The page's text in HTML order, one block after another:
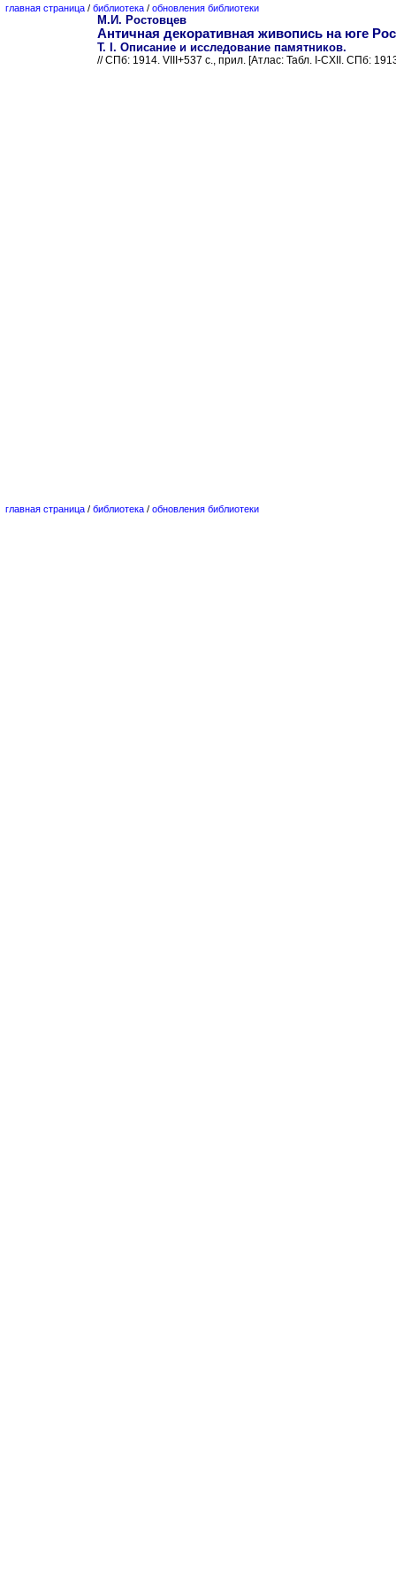
главная страница / библиотека / обновления библиотеки
М.И. Ростовцев
Античная декоративная живопись на юге
Т. I. Описание и исследование памятников.
// СПб: 1914. VIII+537 с., прил. [Атлас: Табл. I-CXII. СПб:
главная страница / библиотека / обновления библиотеки